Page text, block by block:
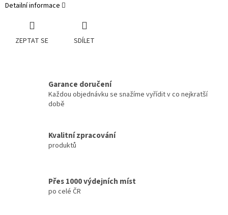
Detailní informace
ZEPTAT SE SDÍLET
Garance doručení
Každou objednávku se snažíme vyřídit v co nejkratší
době
Kvalitní zpracování
produktů
Přes 1000 výdejních míst
po celé ČR